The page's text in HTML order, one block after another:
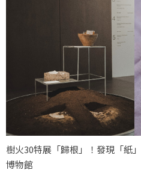
樹火30特展「歸根」！發現「紙
博物館